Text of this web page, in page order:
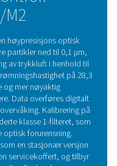
som
ute